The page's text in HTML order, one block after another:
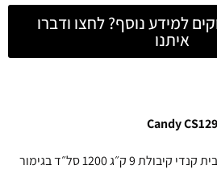
למידע נוסף? לחצו ודברו
איתנו
מכונת כביסה פתח קדמי מבית קנדי קיבולת 9 ק״ג 1200 סל״ד בגימור